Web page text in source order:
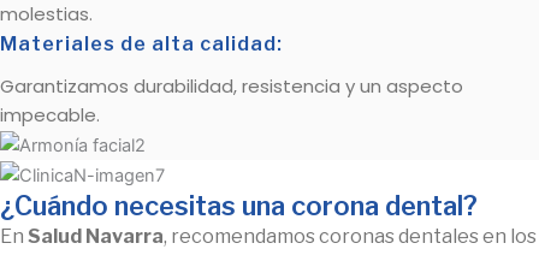
molestias.
Materiales de alta calidad:
Garantizamos durabilidad, resistencia y un aspecto
impecable.
¿Cuándo necesitas una corona dental?
En Salud Navarra, recomendamos coronas dentales en los